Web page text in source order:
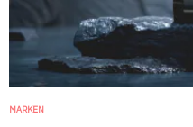
MARKEN